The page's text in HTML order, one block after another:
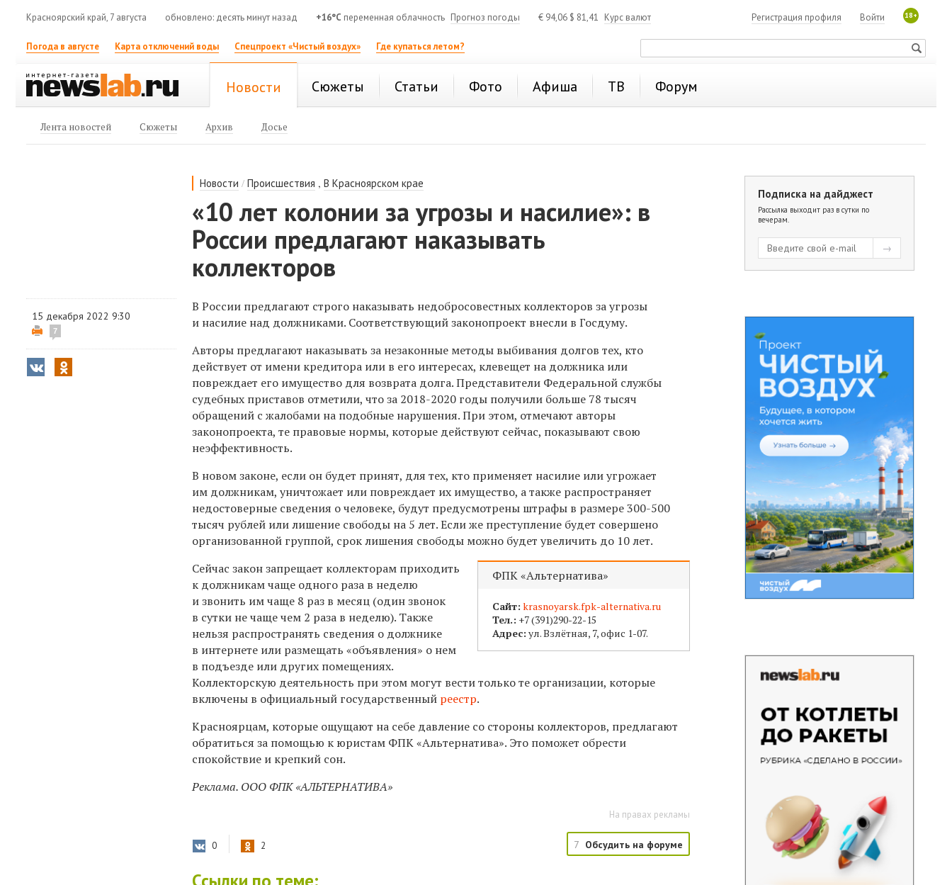
Красноярский край, 7 августа обновлено: десять минут назад +16°C переменная облачность Прогноз погоды € 94,06 $ 81,41 Курс валют 18+
Войти
Регистрация профиля
Погода в августе Карта отключений воды Спецпроект «Чистый воздух» Где купаться летом?
Новости Сюжеты Статьи Фото Афиша ТВ Форум
Лента новостей Сюжеты Архив Досье
Новости /Происшествия ,В Красноярском крае
«10 лет колонии за угрозы и насилие»: в
России предлагают наказывать
коллекторов
15 декабря 2022 9:30
7
В России предлагают строго наказывать недобросовестных коллекторов за угрозы
и насилие над должниками. Соответствующий законопроект внесли в Госдуму.
Авторы предлагают наказывать за незаконные методы выбивания долгов тех, кто
действует от имени кредитора или в его интересах, клевещет на должника или
повреждает его имущество для возврата долга. Представители Федеральной службы
судебных приставов отметили, что за 2018-2020 годы получили больше 78 тысяч
обращений с жалобами на подобные нарушения. При этом, отмечают авторы
законопроекта, те правовые нормы, которые действуют сейчас, показывают свою
неэффективность.
В новом законе, если он будет принят, для тех, кто применяет насилие или угрожает
им должникам, уничтожает или повреждает их имущество, а также распространяет
недостоверные сведения о человеке, будут предусмотрены штрафы в размере 300-500
тысяч рублей или лишение свободы на 5 лет. Если же преступление будет совершено
организованной группой, срок лишения свободы можно будет увеличить до 10 лет.
ФПК «Альтернатива»
Сайт: krasnoyarsk.fpk-alternativa.ru
Тел.: +7 (391)290-22-15
Адрес: ул.Взлётная, 7, офис 1-07.
Сейчас закон запрещает коллекторам приходить
к должникам чаще одного раза в неделю
и звонить им чаще 8 раз в месяц (один звонок
в сутки не чаще чем 2 раза в неделю). Также
нельзя распространять сведения о должнике
в интернете или размещать «объявления» о нем
в подъезде или других помещениях.
Коллекторскую деятельность при этом могут вести только те организации, которые
включены в официальный государственный реестр.
Красноярцам, которые ощущают на себе давление со стороны коллекторов, предлагают
обратиться за помощью к юристам ФПК «Альтернатива». Это поможет обрести
спокойствие и крепкий сон.
Реклама. ООО ФПК «АЛЬТЕРНАТИВА»
На правах рекламы
0 2 7 Обсудить на форуме
Подписка на дайджест
Рассылка выходит раз в сутки по
вечерам.